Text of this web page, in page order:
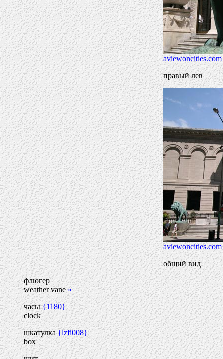
aviewoncities.com
правый лев
aviewoncities.com
общий вид
флюгер
weather vane»
часы{1180}
clock
шкатулка{lzfi008}
box